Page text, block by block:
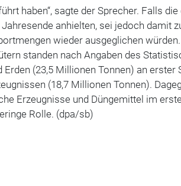
haben“, sagte der Sprecher. Falls die
anhielten, sei jedoch damit
wieder ausgeglichen
standen nach Angaben des
Erden (23,5 Millionen Tonnen) an erster
(18,7 Millionen Tonnen).
Erzeugnisse und Düngemittel im
Rolle. (dpa/sb)